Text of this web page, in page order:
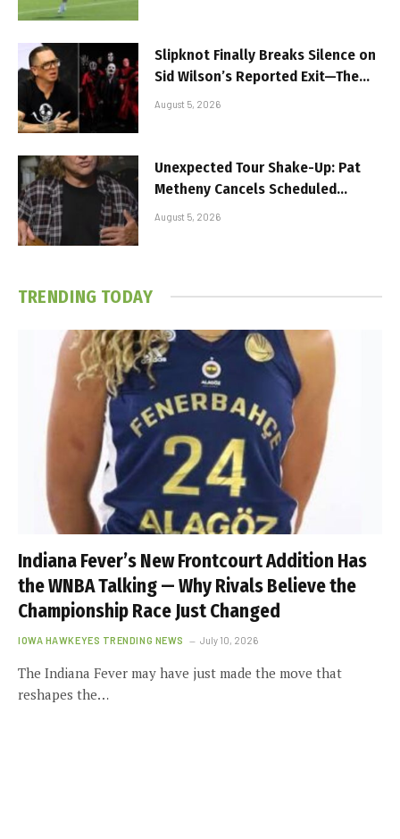
Slipknot Finally Breaks Silence on
Sid Wilson’s Reported Exit—The
Truth Behind His Dismissal Sparks
Answers
August 5, 2026
Unexpected Tour Shake-Up: Pat
Metheny Cancels Scheduled
Performance, Audience Reacts
August 5, 2026
TRENDING TODAY
Indiana Fever’s New Frontcourt Addition Has
the WNBA Talking — Why Rivals Believe the
Championship Race Just Changed
IOWA HAWKEYES TRENDING NEWS July 10, 2026
The Indiana Fever may have just made the move that
reshapes the…